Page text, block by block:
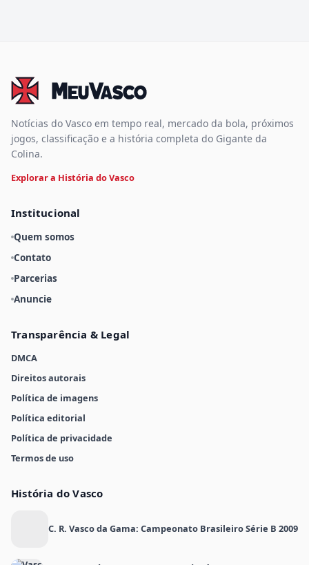
Notícias do Vasco em tempo real, mercado da bola, próximos
jogos, classificação e a história completa do Gigante da
Colina.
Explorar a História do Vasco
Institucional
Quem somos
Contato
Parcerias
Anuncie
Transparência & Legal
DMCA
Direitos autorais
Política de imagens
Política editorial
Política de privacidade
Termos de uso
História do Vasco
C. R. Vasco da Gama: Campeonato Brasileiro Série B 2009